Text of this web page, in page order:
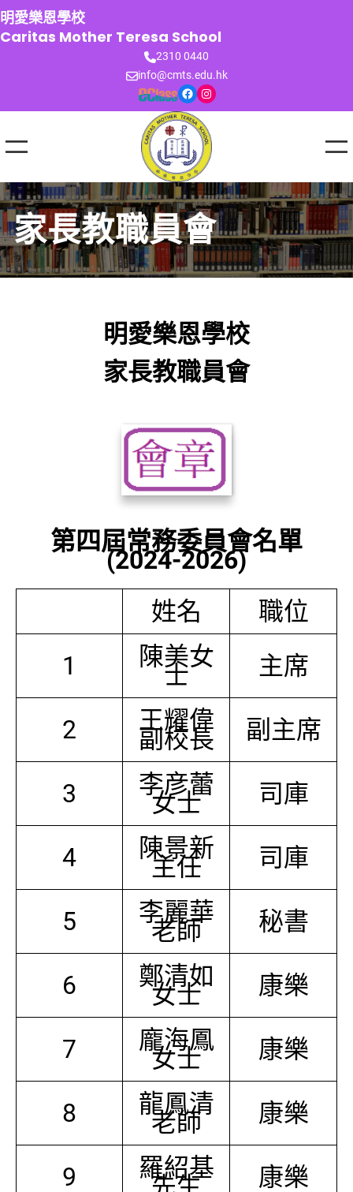
跳
至
主
明愛樂恩學校
Caritas Mother Teresa School
2310 0440
info@cmts.edu.hk
Facebook Instagram
家長教職員會
明愛樂恩學校
家長教職員會
第四屆常務委員會名單
(2024-2026)
姓名
職位
1
陳美女
士 主席
2 王耀偉
副校長 副主席
3 李彦蕾
女士 司庫
4 陳景新
主任 司庫
5 李麗華
老師 秘書
6 鄭清如
女士 康樂
7 龐海鳳
女士 康樂
8 龍鳳清
老師 康樂
9 羅紹基 康樂